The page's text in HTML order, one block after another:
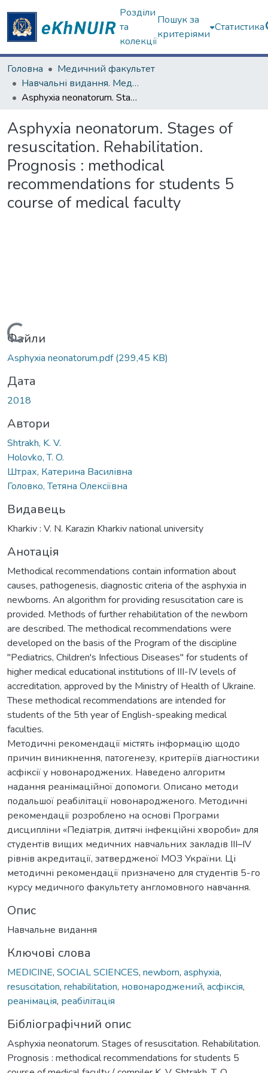
Розділи
та
колекції
Пошук за
критеріями
Статистика
Головна
Медичний факультет
Навчальні видання. Медичний факультет
Asphyxia neonatorum. Stages of resuscitation. Rehabilitation. Prognosis : methodical recommendations for students 5 course of medical faculty
Asphyxia neonatorum. Stages of
resuscitation. Rehabilitation.
Prognosis : methodical
recommendations for students 5
course of medical faculty
Вантажиться...
Файли
Asphyxia neonatorum.pdf(299,45 KB)
Дата
2018
Автори
Shtrakh, K. V.
Holovko, T. O.
Штрах, Катерина Василівна
Головко, Тетяна Олексіївна
Видавець
Kharkiv : V. N. Karazin Kharkiv national university
Анотація
Methodical recommendations contain information about
causes, pathogenesis, diagnostic criteria of the asphyxia in
newborns. An algorithm for providing resuscitation care is
provided. Methods of further rehabilitation of the newborn
are described. The methodical recommendations were
developed on the basis of the Program of the discipline
"Pediatrics, Children's Infectious Diseases" for students of
higher medical educational institutions of III-IV levels of
accreditation, approved by the Ministry of Health of Ukraine.
These methodical recommendations are intended for
students of the 5th year of English-speaking medical
faculties.
Методичні рекомендації містять інформацію щодо
причин виникнення, патогенезу, критеріїв діагностики
асфіксії у новонароджених. Наведено алгоритм
надання реанімаційної допомоги. Описано методи
подальшої реабілітації новонародженого. Методичні
рекомендації розроблено на основі Програми
дисципліни «Педіатрія, дитячі інфекційні хвороби» для
студентів вищих медичних навчальних закладів III–IV
рівнів акредитації, затвердженої МОЗ України. Ці
методичні рекомендації призначено для студентів 5-го
курсу медичного факультету англомовного навчання.
Опис
Навчальне видання
Ключові слова
MEDICINE, SOCIAL SCIENCES, newborn, asphyxia,
resuscitation, rehabilitation, новонароджений, асфіксія,
реанімація, реабілітація
Бібліографічний опис
Asphyxia neonatorum. Stages of resuscitation. Rehabilitation.
Prognosis : methodical recommendations for students 5